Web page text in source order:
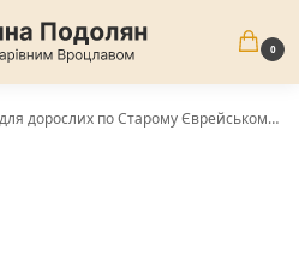
0
по Старому Єврейському Кладовищу 3 жовтня 11:00-12:30